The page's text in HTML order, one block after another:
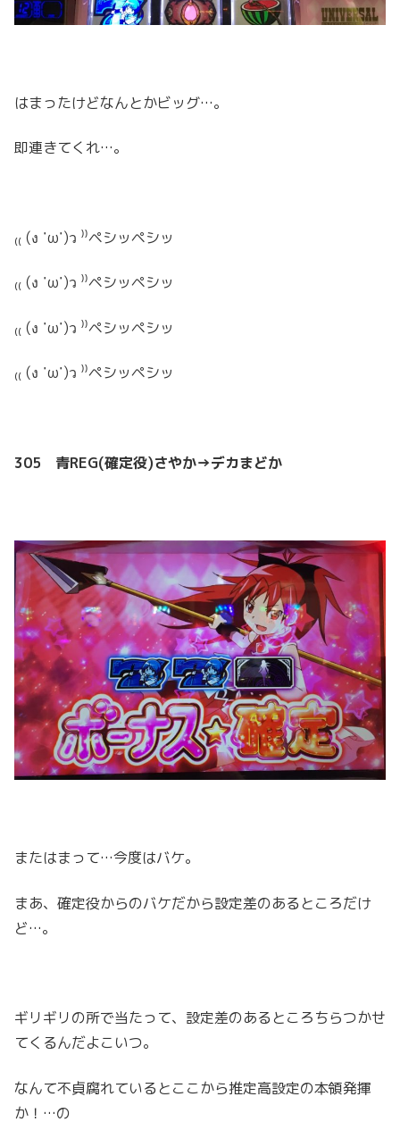
はまったけどなんとかビッグ…。
即連きてくれ…。
₍₍ (ง ˙ω˙)ว ⁾⁾ペシッペシッ
₍₍ (ง ˙ω˙)ว ⁾⁾ペシッペシッ
₍₍ (ง ˙ω˙)ว ⁾⁾ペシッペシッ
₍₍ (ง ˙ω˙)ว ⁾⁾ペシッペシッ
305 青REG(確定役)さやか→デカまどか
またはまって…今度はバケ。
まあ、確定役からのバケだから設定差のあるところだけ
ど…。
ギリギリの所で当たって、設定差のあるところちらつかせ
てくるんだよこいつ。
なんて不貞腐れているとここから推定高設定の本領発揮
か！…の